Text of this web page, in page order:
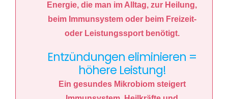
Energie, die man im Alltag, zur Heilung,
beim Immunsystem oder beim Freizeit-
oder Leistungssport benötigt.
Entzündungen eliminieren =
höhere Leistung!
Ein gesundes Mikrobiom steigert